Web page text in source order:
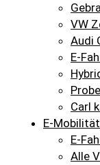
VW
Audi
E-
Carl
E-Mobilität
E-
Alle